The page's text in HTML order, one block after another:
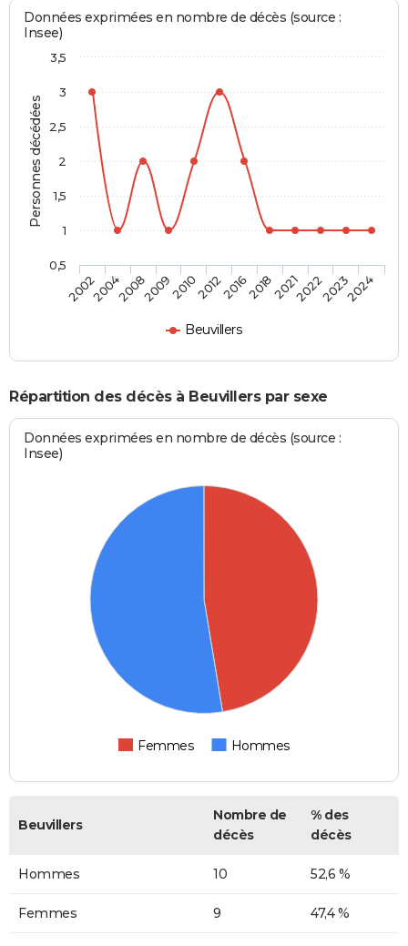
Personnes décédées
Données exprimées en nombre de décès (source :
Insee)
Beuvillers
200220042008200920102012201620182021202220232024
0,5
1
1,5
2
2,5
3
3,5
Répartition des décès à Beuvillers par sexe
Données exprimées en nombre de décès (source :
Insee)
Femmes Hommes
Beuvillers
Nombre de
décès
% des
décès
Hommes 10 52,6 %
Femmes 9 47,4 %